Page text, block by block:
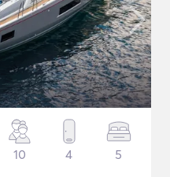
10 4 5